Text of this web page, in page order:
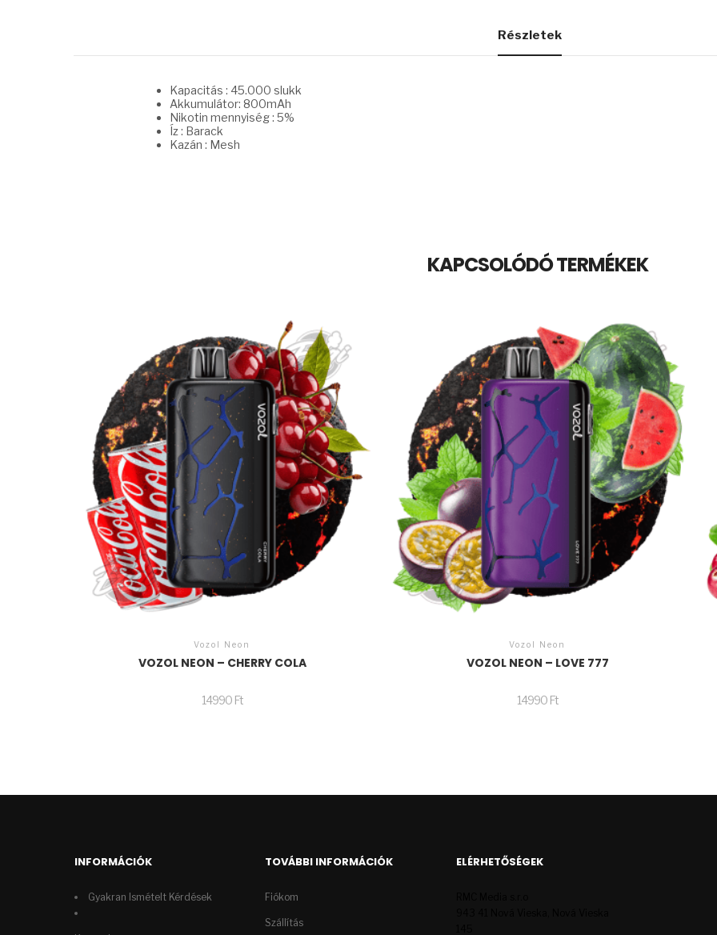
Részletek
Kapacitás : 45.000 slukk
Akkumulátor: 800mAh
Nikotin mennyiség : 5%
Íz : Barack
Kazán : Mesh
KAPCSOLÓDÓ TERMÉKEK
Vozol Neon
VOZOL NEON – CHERRY COLA
14990 Ft
Vozol Neon
VOZOL NEON – LOVE 777
14990 Ft
INFORMÁCIÓK
Gyakran Ismételt Kérdések
TOVÁBBI INFORMÁCIÓK
Fiókom
Szállítás
ELÉRHETŐSÉGEK